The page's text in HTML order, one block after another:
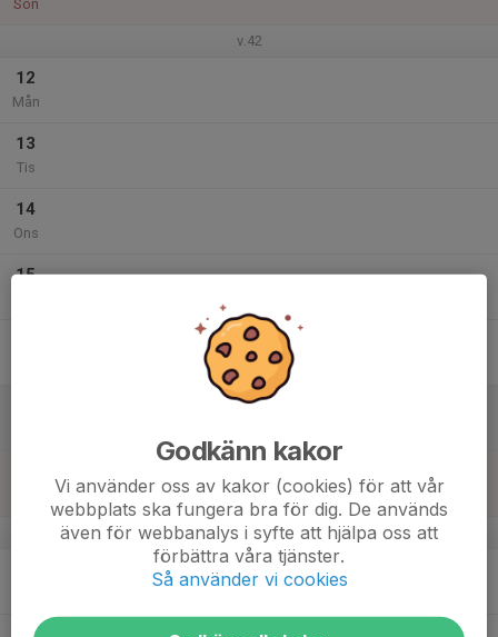
Sön
v.42
12
Mån
13
Tis
14
Ons
15
v.43
Godkänn kakor
Vi använder oss av kakor (cookies) för att vår
webbplats ska fungera bra för dig. De används
även för webbanalys i syfte att hjälpa oss att
förbättra våra tjänster.
Så använder vi cookies